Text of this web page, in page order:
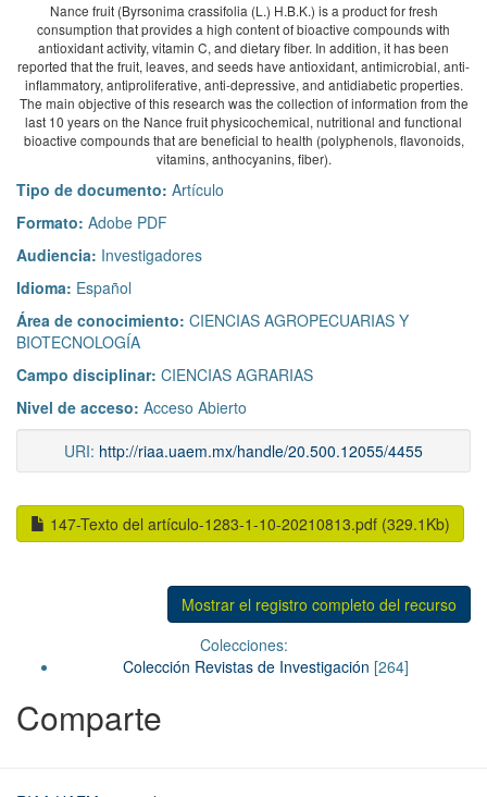
Nance fruit (Byrsonima crassifolia (L.) H.B.K.) is a product for fresh
consumption that provides a high content of bioactive compounds with
antioxidant activity, vitamin C, and dietary fiber. In addition, it has been
reported that the fruit, leaves, and seeds have antioxidant, antimicrobial, anti-
inflammatory, antiproliferative, anti-depressive, and antidiabetic properties.
The main objective of this research was the collection of information from the
last 10 years on the Nance fruit physicochemical, nutritional and functional
bioactive compounds that are beneficial to health (polyphenols, flavonoids,
vitamins, anthocyanins, fiber).
Tipo de documento: Artículo
Formato: Adobe PDF
Audiencia: Investigadores
Idioma: Español
Área de conocimiento: CIENCIAS AGROPECUARIAS Y
BIOTECNOLOGÍA
Campo disciplinar: CIENCIAS AGRARIAS
Nivel de acceso: Acceso Abierto
URI: http://riaa.uaem.mx/handle/20.500.12055/4455
147-Texto del artículo-1283-1-10-20210813.pdf (329.1Kb)
Mostrar el registro completo del recurso
Colecciones:
Colección Revistas de Investigación [264]
Comparte